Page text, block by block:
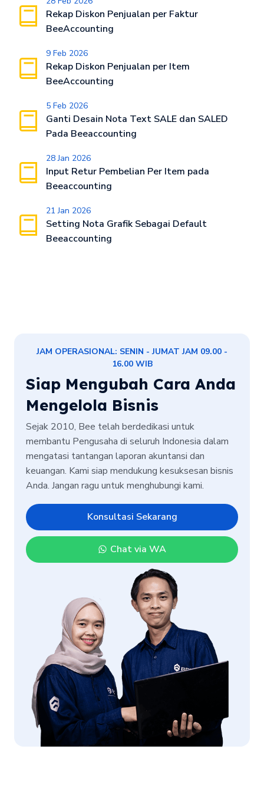
Rekap Diskon Penjualan per Faktur
BeeAccounting
9 Feb 2026
Rekap Diskon Penjualan per Item
BeeAccounting
5 Feb 2026
Ganti Desain Nota Text SALE dan SALED
Pada Beeaccounting
28 Jan 2026
Input Retur Pembelian Per Item pada
Beeaccounting
21 Jan 2026
Setting Nota Grafik Sebagai Default
Beeaccounting
JAM OPERASIONAL: SENIN - JUMAT JAM 09.00 -
16.00 WIB
Siap Mengubah Cara Anda
Mengelola Bisnis
Sejak 2010, Bee telah berdedikasi untuk
membantu Pengusaha di seluruh Indonesia dalam
mengatasi tantangan laporan akuntansi dan
keuangan. Kami siap mendukung kesuksesan bisnis
Anda. Jangan ragu untuk menghubungi kami.
Konsultasi Sekarang
Chat via WA